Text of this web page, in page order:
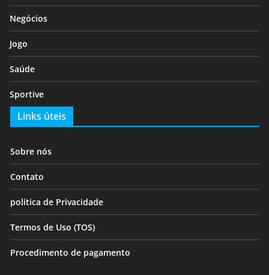
Negócios
Jogo
Saúde
Sportive
Links úteis
Sobre nós
Contato
política de Privacidade
Termos de Uso (TOS)
Procedimento de pagamento